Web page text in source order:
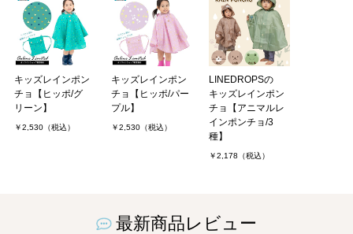
キッズレインポン
チョ【ヒッポ/グ
リーン】
￥2,530（税込）
キッズレインポン
チョ【ヒッポ/パー
プル】
￥2,530（税込）
LINEDROPSの
キッズレインポン
チョ【アニマルレ
インポンチョ/3
種】
￥2,178（税込）
最新商品レビュー